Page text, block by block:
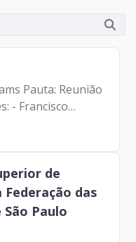
Pauta: Reunião
SP - Tatiana
| Prodam-SP
de
das
Paulo